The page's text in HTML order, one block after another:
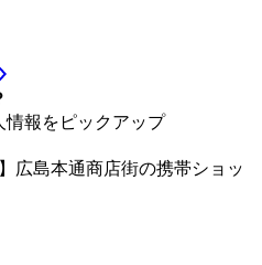
情報をピックアップ
広島本通商店街の携帯ショッ